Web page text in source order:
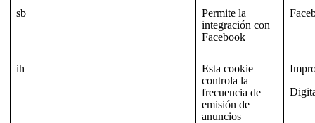
sb
Permite la
integración con
Facebook
ih
Esta cookie
controla la
frecuencia de
emisión de
anuncios